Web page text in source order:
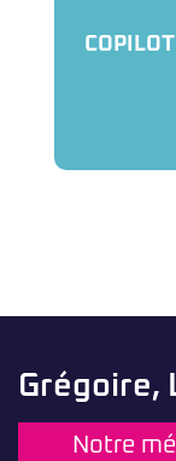
Grégoire,
Notre